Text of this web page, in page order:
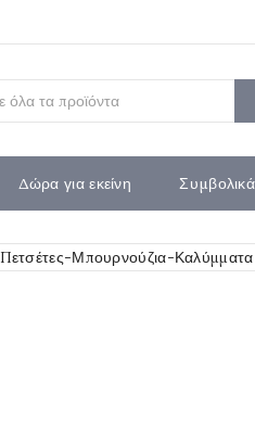
Δώρα για εκείνη
Πετσέτες-Μπουρνούζια-Καλύμματα